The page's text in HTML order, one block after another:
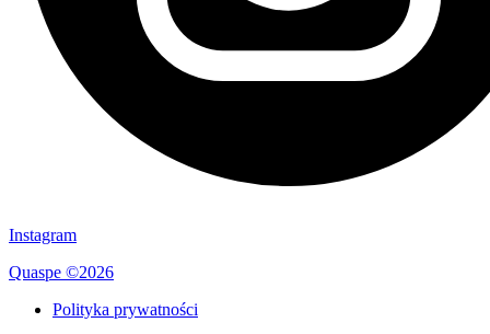
Instagram
Quaspe ©2026
Polityka prywatności